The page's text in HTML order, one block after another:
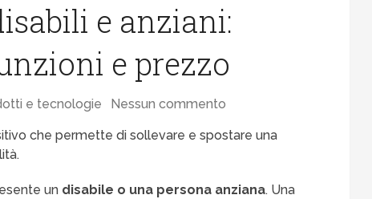
e anziani:
e prezzo
e tecnologie Nessun commento
che permette di sollevare e spostare una
un disabile o una persona anziana. Una